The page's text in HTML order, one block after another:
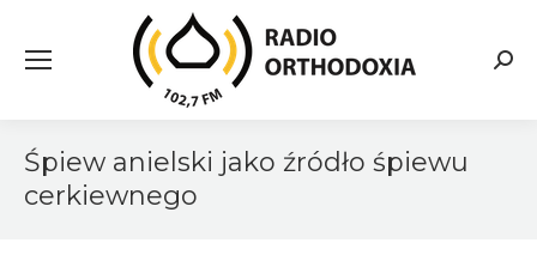
Śpiew anielski jako źródło śpiewu
cerkiewnego